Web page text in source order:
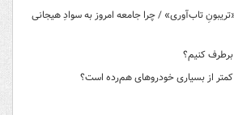
تاب‌آوری» / چرا جامعه امروز به سوادِ هیجانی
کنیم؟
کمتر از بسیاری خودروهای هم‌رده است؟